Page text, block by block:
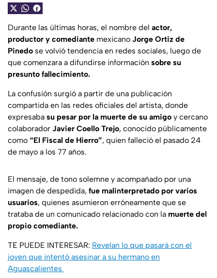
Durante las últimas horas, el nombre del actor,
productor y comediante mexicano Jorge Ortiz de
Pinedo se volvió tendencia en redes sociales, luego de
que comenzara a difundirse información sobre su
presunto fallecimiento.
La confusión surgió a partir de una publicación
compartida en las redes oficiales del artista, donde
expresaba su pesar por la muerte de su amigo y cercano
colaborador Javier Coello Trejo, conocido públicamente
como “El Fiscal de Hierro”, quien falleció el pasado 24
de mayo a los 77 años.
El mensaje, de tono solemne y acompañado por una
imagen de despedida, fue malinterpretado por varios
usuarios, quienes asumieron erróneamente que se
trataba de un comunicado relacionado con la muerte del
propio comediante.
TE PUEDE INTERESAR: Revelan lo que pasará con el
joven que intentó asesinar a su hermano en
Aguascalientes